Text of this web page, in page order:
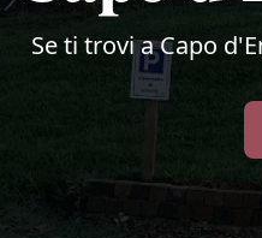
Se ti trovi a Capo